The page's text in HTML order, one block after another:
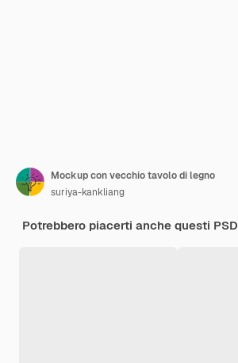
Mockup con vecchio tavolo di legno
suriya-kankliang
Potrebbero piacerti anche questi PSD